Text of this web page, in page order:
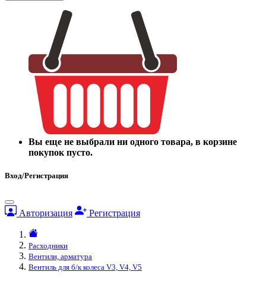
Вы еще не выбрали ни одного товара, в корзине
покупок пусто.
Вход/Регистрация
Авторизация Регистрация
Расходники
Вентили, арматура
Вентиль для б/к колеса V3, V4, V5